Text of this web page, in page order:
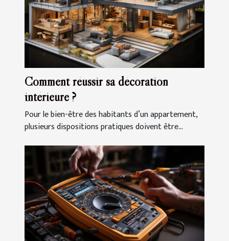
Comment réussir sa décoration
intérieure ?
Pour le bien-être des habitants d’un appartement,
plusieurs dispositions pratiques doivent être...